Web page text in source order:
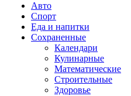
Авто
Спорт
Еда и напитки
Сохраненные
Календари
Кулинарные
Математические
Строительные
Здоровье